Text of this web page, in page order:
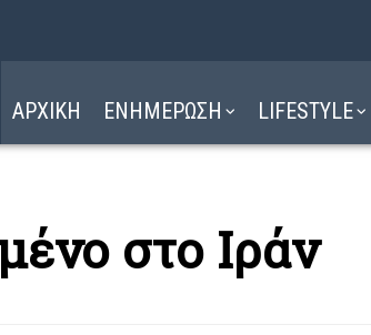
ΑΡΧΙΚΗ ΕΝΗΜΕΡΩΣΗ LIFESTYLE
στο Ιράν